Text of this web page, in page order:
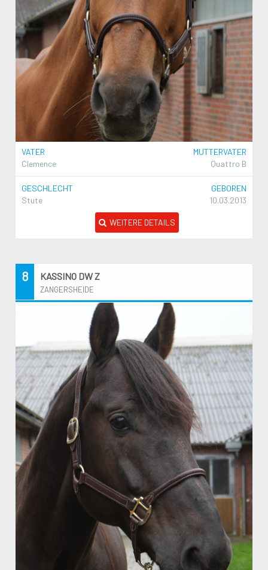
VATER
Clemence
MUTTERVATER
Quattro B
GESCHLECHT
Stute
GEBOREN
10.03.2013
WEITERE DETAILS
8 KASSINO DW Z
ZANGERSHEIDE